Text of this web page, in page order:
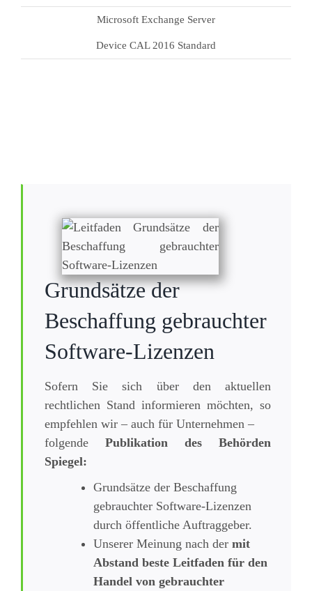
Microsoft Exchange Server
Device CAL 2016 Standard
Grundsätze der
Beschaffung gebrauchter
Software-Lizenzen
Sofern Sie sich über den aktuellen
rechtlichen Stand informieren möchten, so
empfehlen wir – auch für Unternehmen –
folgende Publikation des Behörden
Spiegel:
Grundsätze der Beschaffung
gebrauchter Software-Lizenzen
durch öffentliche Auftraggeber.
Unserer Meinung nach der mit
Abstand beste Leitfaden für den
Handel von gebrauchter